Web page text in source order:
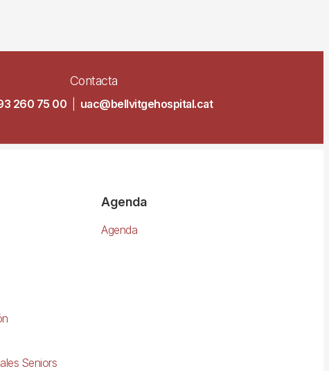
Contacta
260 75 00 uac@bellvitgehospital.cat
Seniors
Agenda
Agenda